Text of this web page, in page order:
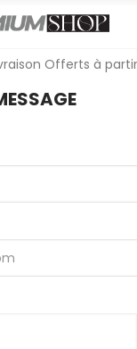
Offerts à partir